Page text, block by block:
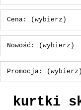
Cena: (wybierz)
Nowość: (wybierz)
Promocja: (wybierz)
kurtki